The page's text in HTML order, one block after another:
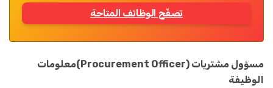
تصفّح الوظائف المتاحة
مسؤول مشتريات (Procurement Officer)
معلومات
الوظيفة